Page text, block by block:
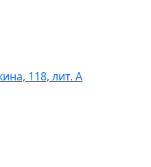
118, лит. А